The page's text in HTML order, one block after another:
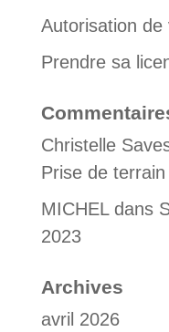
Autorisation de
Prendre sa
Christelle
Prise de
MICHELdans
2023
Archives
avril 2026